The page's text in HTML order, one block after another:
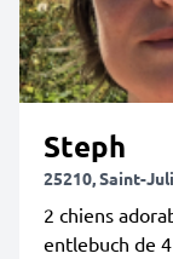
Steph
25210, Saint-
2 chiens
entlebuch de